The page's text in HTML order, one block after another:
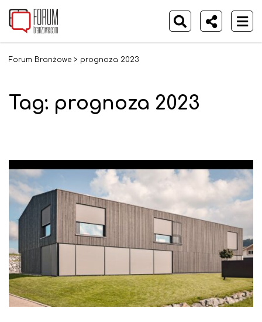
Forum Branżowe > prognoza 2023
Tag: prognoza 2023